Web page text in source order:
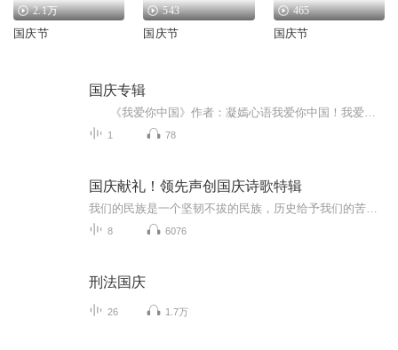
2.1万
国庆节
543
国庆节
465
国庆节
国庆专辑
1 78
国庆献礼！领先声创国庆诗歌特辑
8 6076
刑法国庆
26 1.7万